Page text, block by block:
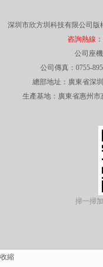
深圳市欣方圳科技有限公司版
咨詢熱線
公司座機
公司傳真：0755-
總部地址：廣東省深
生產基地：廣東省惠州
掃一掃
收縮